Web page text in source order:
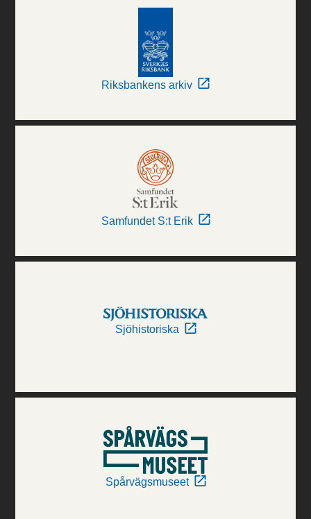
Riksbankens arkiv
Samfundet S:t Erik
Sjöhistoriska
Spårvägsmuseet